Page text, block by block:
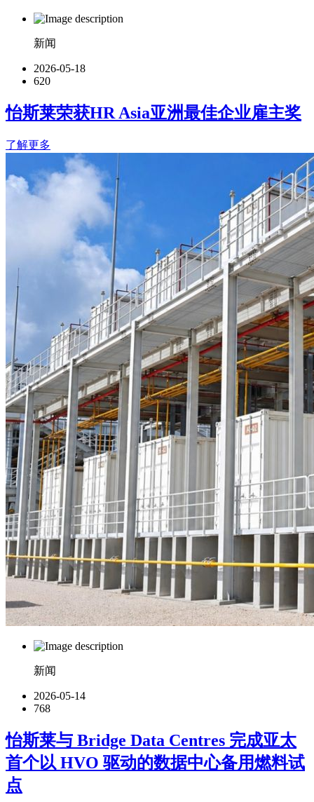
新闻
2026-05-18
620
怡斯莱荣获HR Asia亚洲最佳企业雇主奖
了解更多
新闻
2026-05-14
768
怡斯莱与 Bridge Data Centres 完成亚太
首个以 HVO 驱动的数据中心备用燃料试
点